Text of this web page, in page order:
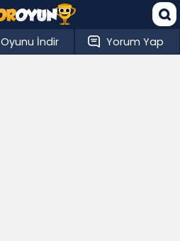
Oyunu İndir Yorum Yap